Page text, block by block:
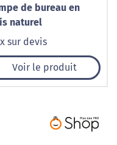
de bureau en
naturel
sur devis
Voir le produit